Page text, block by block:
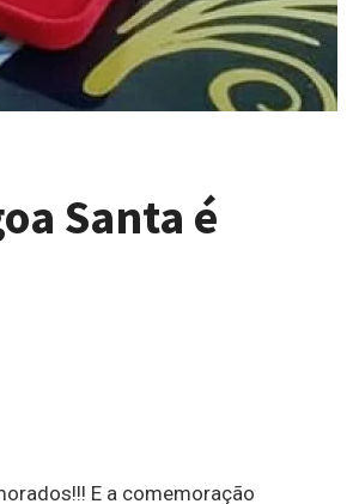
Santa é
E a comemoração